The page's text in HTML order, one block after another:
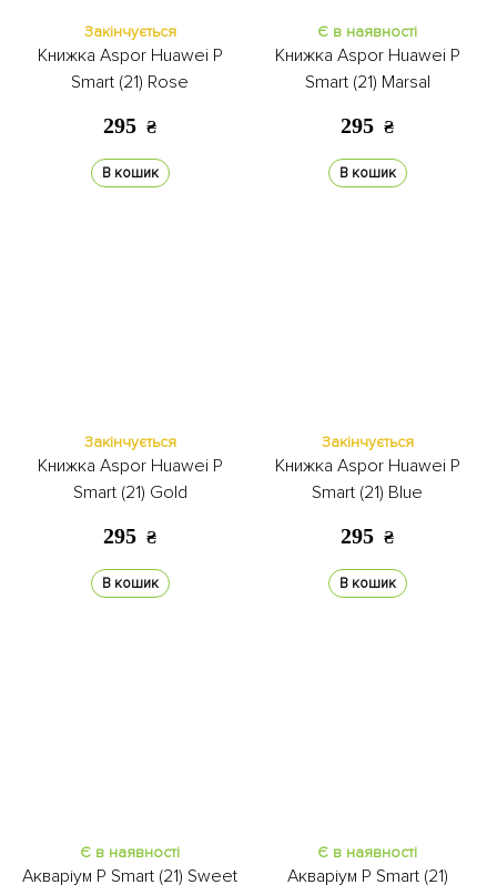
Закінчується
Книжка Aspor Huawei P
Smart (21) Rose
295 ₴
В кошик
Є в наявності
Книжка Aspor Huawei P
Smart (21) Marsal
295 ₴
В кошик
Закінчується
Книжка Aspor Huawei P
Smart (21) Gold
295 ₴
В кошик
Закінчується
Книжка Aspor Huawei P
Smart (21) Blue
295 ₴
В кошик
Є в наявності
Акваріум P Smart (21) Sweet
Є в наявності
Акваріум P Smart (21)